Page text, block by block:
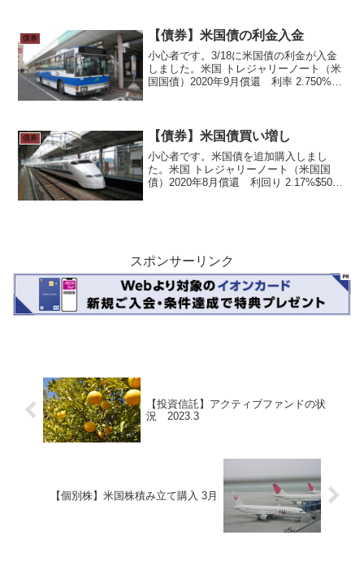
\1,000,000分保有していたら\...
債券 【債券】米国債の利金入金
小心者です。3/18に米国債の利金が入金
しました。米国 トレジャリーノート（米
国国債）2020年9月償還 利率 2.750%利
債券 【債券】米国債買い増し
小心者です。米国債を追加購入しまし
た。米国 トレジャリーノート（米国国
債）2020年8月償還 利回り 2.17%$500
スポンサーリンク
【投資信託】アクティブファンドの状
況 2023.3
【個別株】米国株積み立て購入 3月